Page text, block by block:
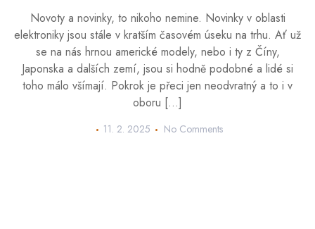
Novoty a novinky, to nikoho nemine. Novinky v oblasti
elektroniky jsou stále v kratším časovém úseku na trhu. Ať už
se na nás hrnou americké modely, nebo i ty z Číny,
Japonska a dalších zemí, jsou si hodně podobné a lidé si
toho málo všímají. Pokrok je přeci jen neodvratný a to i v
oboru […]
11. 2. 2025 No Comments